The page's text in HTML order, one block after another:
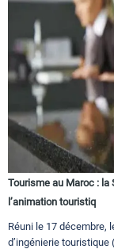
Tourisme au Maroc : la
l’animation touristiq
Réuni le 17 décembre,
d’ingénierie